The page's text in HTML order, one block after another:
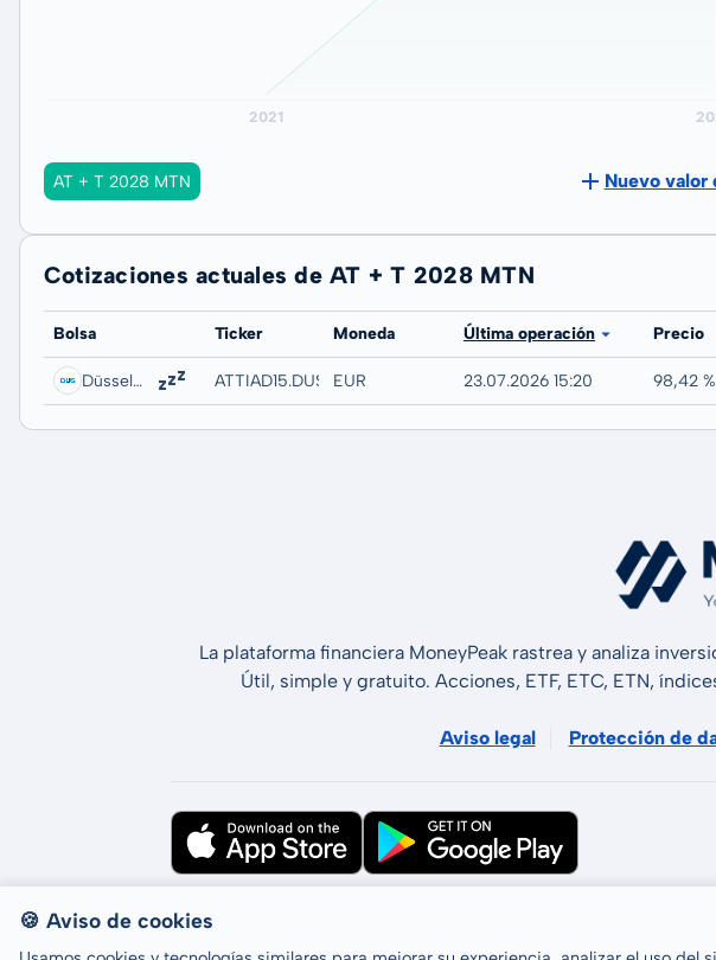
AT + T 2028 MTN Nuevo valor
Cotizaciones actuales de AT + T 2028 MTN
Bolsa Ticker Moneda Última operación Precio
Düsseldorf ATTIAD15.DUSBEUR 23.07.2026 15:20 98,42 %
La plataforma financiera MoneyPeak rastrea y analiza
Útil, simple y gratuito. Acciones, ETF, ETC, ETN,
Aviso legal Protección de
Todos los derechos reservados © LCP GmbH 2026
🍪 Aviso de cookies